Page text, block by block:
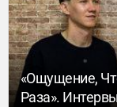
«Ощущение,
Раза».